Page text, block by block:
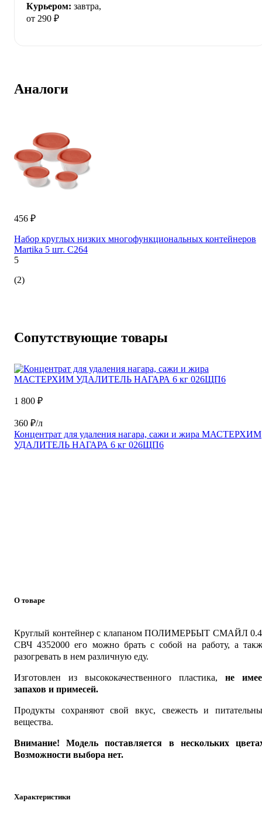
Курьером: завтра,
от 290 ₽
Аналоги
456 ₽
Набор круглых низких многофункциональных контейнеров
Martika 5 шт. С264
5
(2)
Сопутствующие товары
1 800 ₽
360 ₽/л
Концентрат для удаления нагара, сажи и жира МАСТЕРХИМ
УДАЛИТЕЛЬ НАГАРА 6 кг 026ЩП6
О товаре
Круглый контейнер с клапаном ПОЛИМЕРБЫТ СМАЙЛ
СВЧ 4352000 его можно брать с собой на работу, а
разогревать в нем различную еду.
Изготовлен из высококачественного пластика, не
запахов и примесей.
Продукты сохраняют свой вкус, свежесть и
вещества.
Внимание! Модель поставляется в нескольких
Возможности выбора нет.
Характеристики